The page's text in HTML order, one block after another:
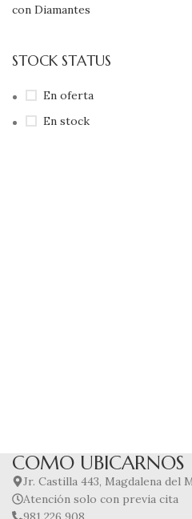
STOCK STATUS
En oferta
En stock
con Diamantes
COMO UBICARNOS
Jr. Castilla 443, Magdalena del
Atención solo con previa cita